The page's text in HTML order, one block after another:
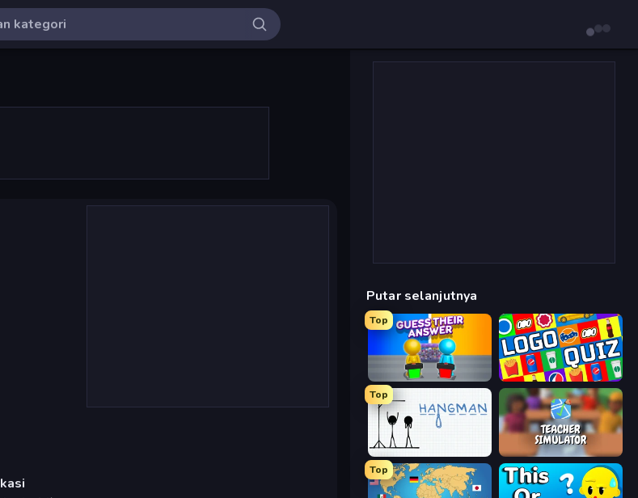
Putar selanjutnya
Top
Guess Their Answer Logo Quiz: Game World Trivia
Top
Hangman Teacher Simulator
Top